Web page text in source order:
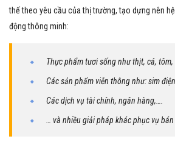
thế theo yêu cầu của thị trường, tạo dựng nên
động thông minh:
Thực phẩm tươi sống như thịt, cá, tôm,
Các sản phẩm viễn thông như: sim
Các dịch vụ tài chính, ngân hàng,….
… và nhiều giải pháp khác phục vụ bán